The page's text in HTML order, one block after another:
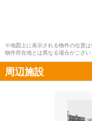
※地図上に表示される物件の位置
物件所在地とは異なる場合がござい
周辺施設